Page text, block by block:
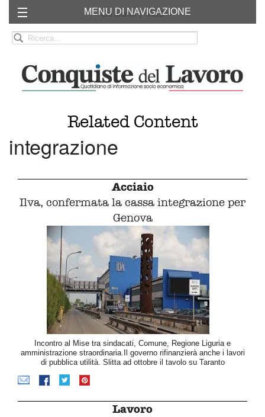
Chi siamo RSS
MENU DI NAVIGAZIONE
Related Content
integrazione
Acciaio
Ilva, confermata la cassa integrazione per
Genova
Incontro al Mise tra sindacati, Comune, Regione Liguria e
amministrazione straordinaria.Il governo rifinanzierà anche i lavori
di pubblica utilità. Slitta ad ottobre il tavolo su Taranto
Lavoro